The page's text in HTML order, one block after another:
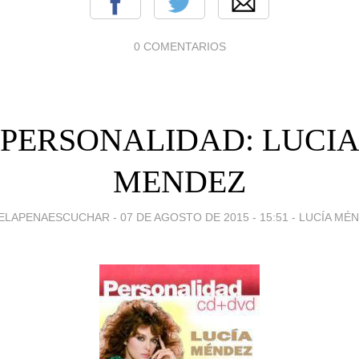
0 COMENTARIOS
PERSONALIDAD: LUCIA
MENDEZ
- 07 DE AGOSTO DE 2015 - 15:51 - LUCÍA